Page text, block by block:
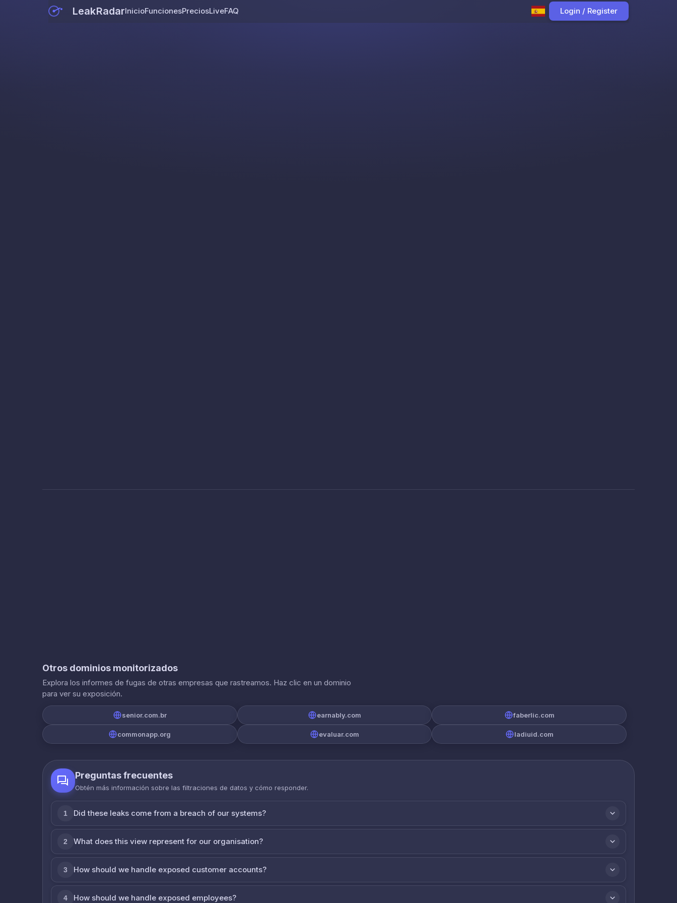
LeakRadarInicioFuncionesPreciosLiveFAQ Login / Register
Otros dominios monitorizados
Explora los informes de fugas de otras empresas que rastreamos. Haz clic en un dominio
para ver su exposición.
senior.com.br earnably.com faberlic.com
commonapp.org evaluar.com ladiuid.com
Preguntas frecuentes
Obtén más información sobre las filtraciones de datos y cómo responder.
1 Did these leaks come from a breach of our systems?
2 What does this view represent for our organisation?
3 How should we handle exposed customer accounts?
4 How should we handle exposed employees?